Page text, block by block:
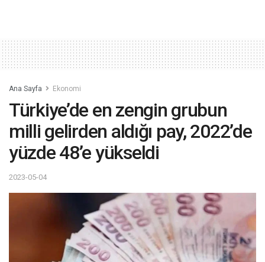
Ana Sayfa Ekonomi
Türkiye’de en zengin grubun
milli gelirden aldığı pay, 2022’de
yüzde 48’e yükseldi
2023-05-04